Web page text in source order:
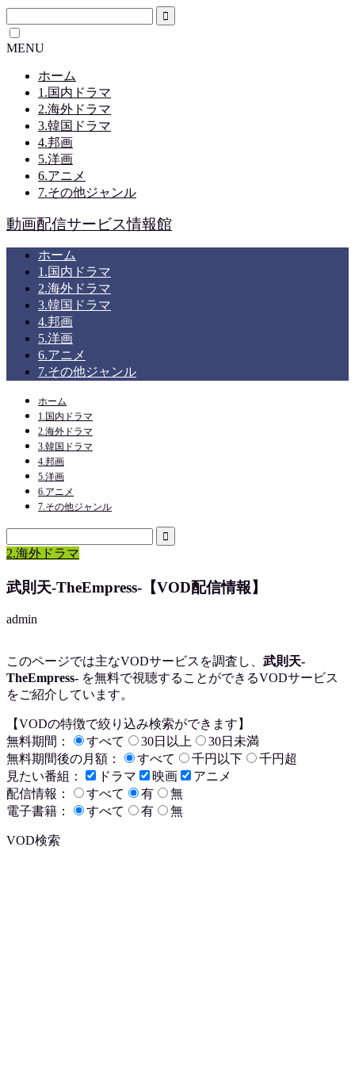
MENU
ホーム
1.国内ドラマ
2.海外ドラマ
3.韓国ドラマ
4.邦画
5.洋画
6.アニメ
7.その他ジャンル
動画配信サービス情報館
ホーム
1.国内ドラマ
2.海外ドラマ
3.韓国ドラマ
4.邦画
5.洋画
6.アニメ
7.その他ジャンル
ホーム
1.国内ドラマ
2.海外ドラマ
3.韓国ドラマ
4.邦画
5.洋画
6.アニメ
7.その他ジャンル
2.海外ドラマ
武則天-TheEmpress-【VOD配信情報】
admin
このページでは主なVODサービスを調査し、 武則天-
TheEmpress- を無料で視聴することができるVODサービス
をご紹介しています。
【VODの特徴で絞り込み検索ができます】
無料期間：
すべて 30日以上
30日未満
無料期間後の月額：
すべて 千円以下
千円超
見たい番組：
ドラマ 映画
アニメ
配信情報：
すべて 有
無
電子書籍：
すべて 有 無
VOD検索